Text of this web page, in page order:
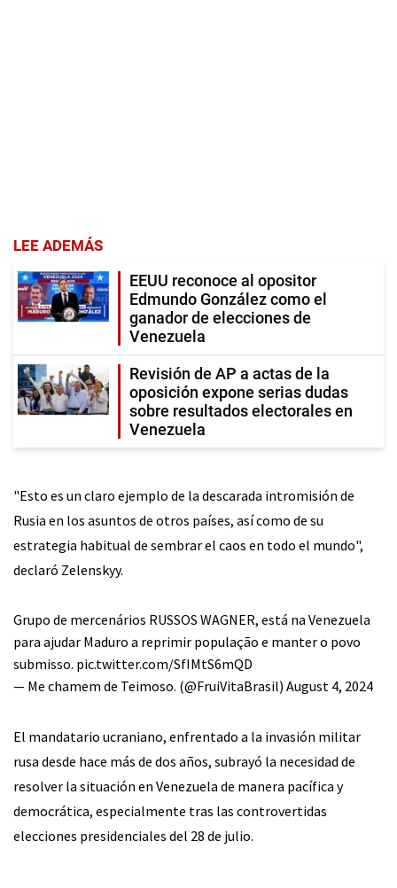
LEE ADEMÁS
EEUU reconoce al opositor
Edmundo González como el
ganador de elecciones de
Venezuela
Revisión de AP a actas de la
oposición expone serias dudas
sobre resultados electorales en
Venezuela
"Esto es un claro ejemplo de la descarada intromisión de
Rusia en los asuntos de otros países, así como de su
estrategia habitual de sembrar el caos en todo el mundo",
declaró Zelenskyy.
Grupo de mercenários RUSSOS WAGNER, está na Venezuela
para ajudar Maduro a reprimir população e manter o povo
submisso. pic.twitter.com/SfIMtS6mQD
— Me chamem de Teimoso. (@FruiVitaBrasil) August 4, 2024
El mandatario ucraniano, enfrentado a la invasión militar
rusa desde hace más de dos años, subrayó la necesidad de
resolver la situación en Venezuela de manera pacífica y
democrática, especialmente tras las controvertidas
elecciones presidenciales del 28 de julio.